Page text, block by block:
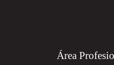
Área